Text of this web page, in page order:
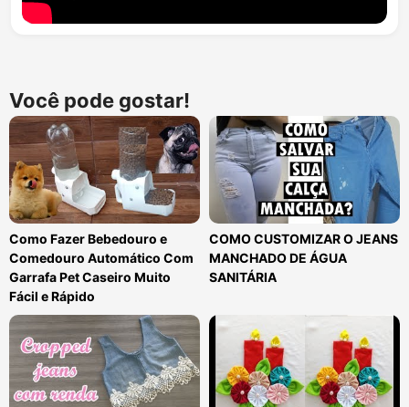
Você pode gostar!
Como Fazer Bebedouro e
Comedouro Automático Com
Garrafa Pet Caseiro Muito
Fácil e Rápido
COMO CUSTOMIZAR O JEANS
MANCHADO DE ÁGUA
SANITÁRIA